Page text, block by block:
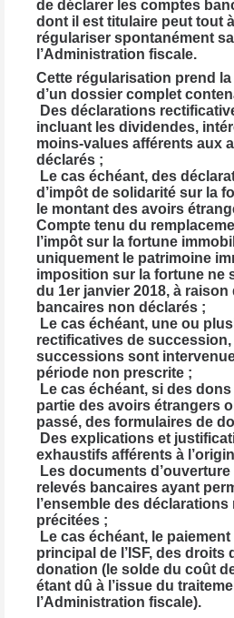
de déclarer les comptes
dont il est titulaire peut tout
régulariser spontanément
l’Administration fiscale.
Cette régularisation prend
d’un dossier complet
Des déclarations
incluant les dividendes,
moins-values afférents aux
déclarés ;
Le cas échéant, des
d’impôt de solidarité sur la
le montant des avoirs
Compte tenu du
l’impôt sur la fortune
uniquement le patrimoine
imposition sur la fortune ne
du 1er janvier 2018, à
bancaires non déclarés ;
Le cas échéant, une ou
rectificatives de
successions sont
période non prescrite ;
Le cas échéant, si des
partie des avoirs étrangers
passé, des formulaires de
Des explications et
exhaustifs afférents à
Les documents
relevés bancaires ayant
l’ensemble des
précitées ;
Le cas échéant, le
principal de l’ISF, des droits
donation (le solde du coût
étant dû à l’issue du
l’Administration fiscale).